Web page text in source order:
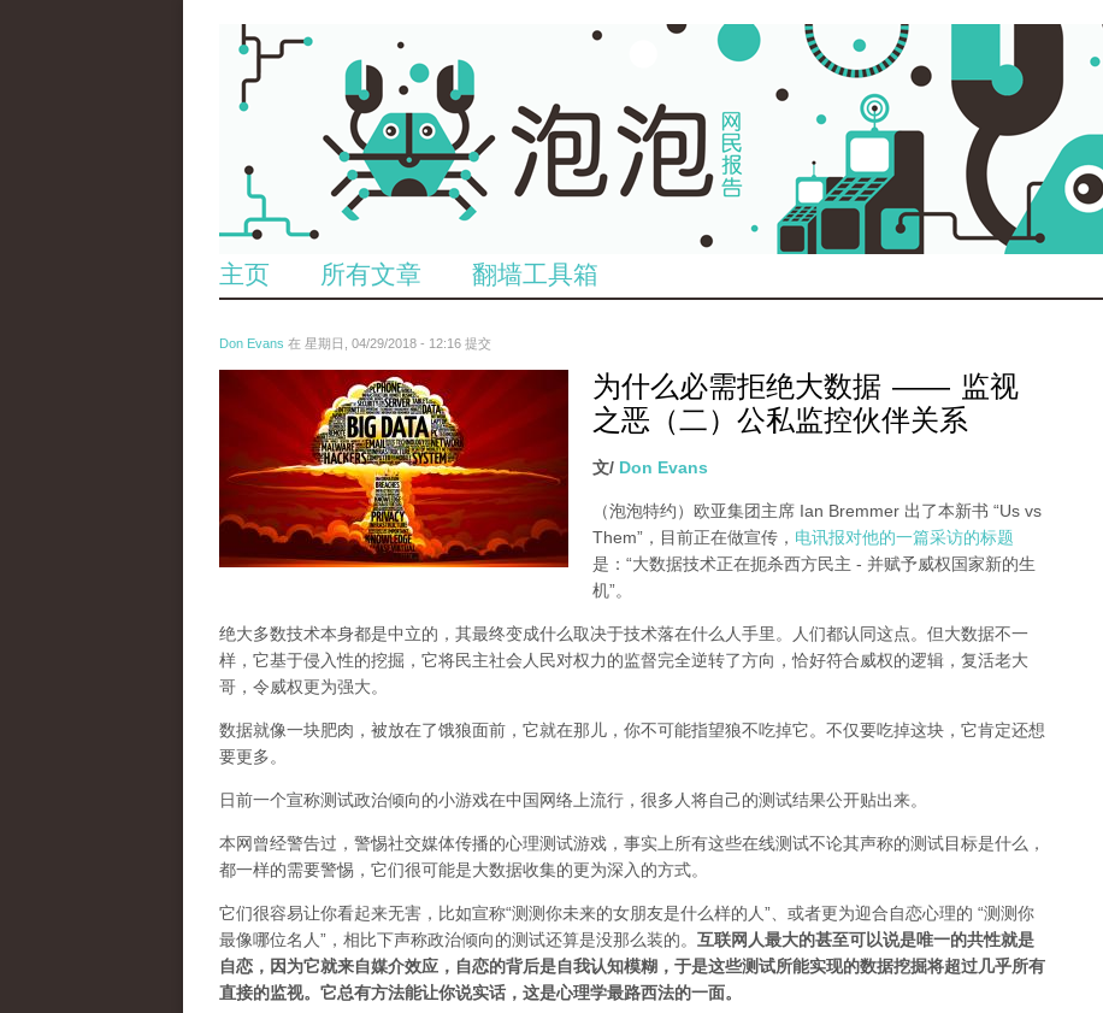
主页 所有文章 翻墙工具箱
Don Evans 在 星期日, 04/29/2018 - 12:16 提交
1.jpeg
为什么必需拒绝大数据 —— 监视
之恶（二）公私监控伙伴关系
文/ Don Evans
（泡泡特约） 欧亚集团主席 Ian Bremmer 出了本新书 “Us vs
Them”，目前正在做宣传， 电讯报对他的一篇采访的标题
是：“大数据技术正在扼杀西方民主 - 并赋予威权国家新的生
机”。
绝大多数技术本身都是中立的，其最终变成什么取决于技术落在什么人手里。人们都认同这点。但大数据不一
样，它基于侵入性的挖掘，它将民主社会人民对权力的监督完全逆转了方向，恰好符合威权的逻辑，复活老大
哥，令威权更为强大。
数据就像一块肥肉，被放在了饿狼面前，它就在那儿，你不可能指望狼不吃掉它。不仅要吃掉这块，它肯定还想
要更多。
日前一个宣称测试政治倾向的小游戏在中国网络上流行，很多人将自己的测试结果公开贴出来。
本网曾经警告过，警惕社交媒体传播的心理测试游戏，事实上所有这些在线测试不论其声称的测试目标是什么，
都一样的需要警惕，它们很可能是大数据收集的更为深入的方式。
它们很容易让你看起来无害，比如宣称“测测你未来的女朋友是什么样的人”、或者更为迎合自恋心理的 “测测你
最像哪位名人”，相比下声称政治倾向的测试还算是没那么装的。 互联网人最大的甚至可以说是唯一的共性就是
自恋，因为它就来自媒介效应，自恋的背后是自我认知模糊，于是这些测试所能实现的数据挖掘将超过几乎所有
直接的监视。它总有方法能让你说实话，这是心理学最路西法的一面。